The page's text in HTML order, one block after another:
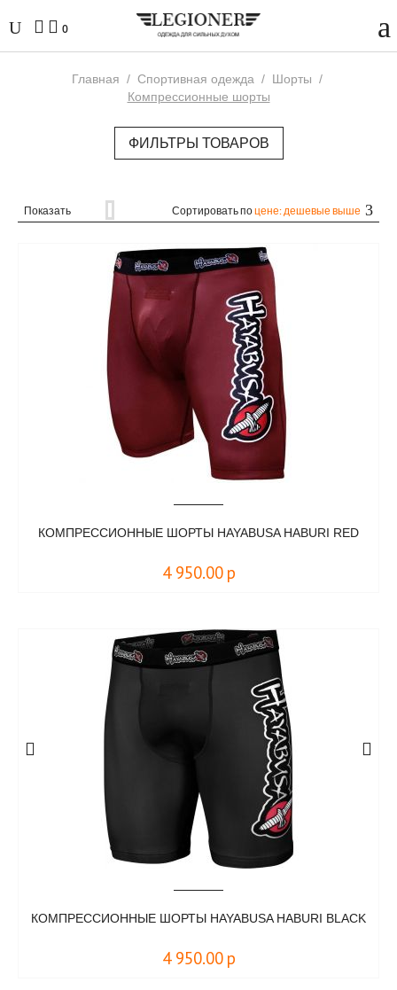
0
Главная / Спортивная одежда / Шорты /
Компрессионные шорты
ФИЛЬТРЫ ТОВАРОВ
Показать Сортировать поцене: дешевые выше
КОМПРЕССИОННЫЕ ШОРТЫ HAYABUSA HABURI RED
4 950.00 р
КОМПРЕССИОННЫЕ ШОРТЫ HAYABUSA HABURI BLACK
4 950.00 р